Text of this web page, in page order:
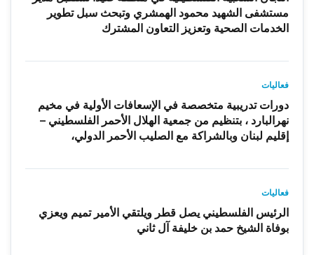
مستشفى الشهيد محمود الهمشري وتبحث سبل تطوير
الخدمات الصحية وتعزيز التعاون المشترك
فعاليات
دورات تدريبية متخصصة في الإسعافات الأولية في مخيم
نهرالبارد ، بتنظيم من جمعية الهلال الأحمر الفلسطيني –
إقليم لبنان وبالشراكة مع الصليب الأحمر الدولي،
فعاليات
الرئيس الفلسطيني يصل قطر ويلتقي الأمير تميم ويعزي
بوفاة الشيخ حمد بن خليفة آل ثاني